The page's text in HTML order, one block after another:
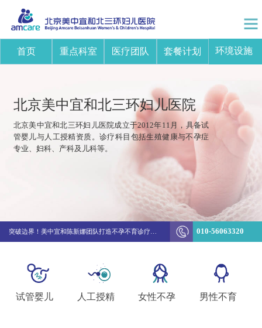
首页 重点科室 医疗团队 套餐计划 环境设施
北京美中宜和北三环妇儿医院
北京美中宜和北三环妇儿医院成立于2012年11月，具备试
管婴儿与人工授精资质。诊疗科目包括生殖健康与不孕症
专业、妇科、产科及儿科等。
生殖&妇科结费方式变更通知
010-56063320
试管婴儿 人工授精 女性不孕 男性不育